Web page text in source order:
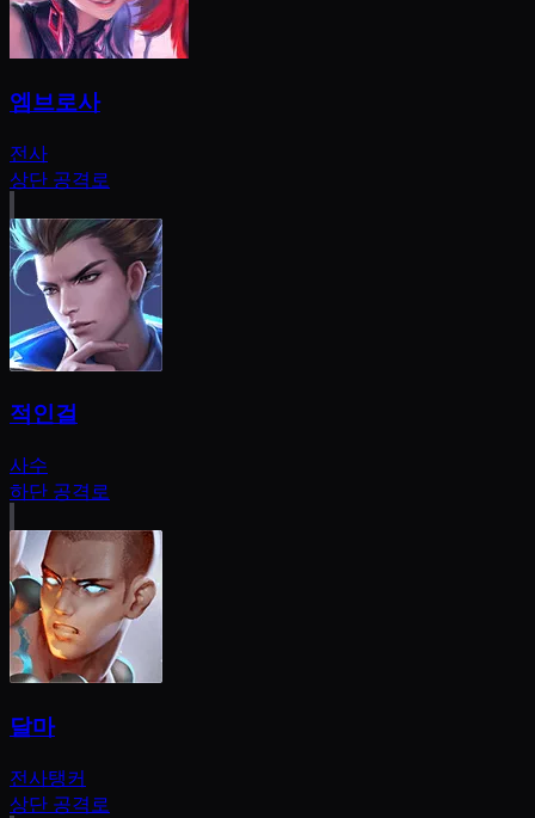
엠브로사
전사
상단 공격로
적인걸
사수
하단 공격로
달마
전사탱커
상단 공격로